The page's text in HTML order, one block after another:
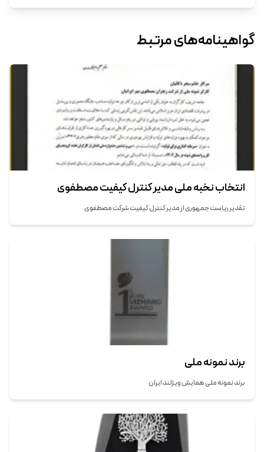
گواهینامه‌های مرتبط
انتخاب نخبه ملی مدیر کنترل کیفیت مصطفوی
تقدیر ریاست جمهوری از مدیر کنترل کیفیت شرکت مصطفوی
برند نمونه ملی
برند نمونه ملی همایش ویژلند ایران